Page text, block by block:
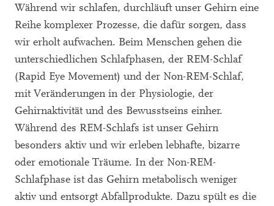
Während wir schlafen, durchläuft unser Gehirn eine
Reihe komplexer Prozesse, die dafür sorgen, dass
wir erholt aufwachen. Beim Menschen gehen die
unterschiedlichen Schlafphasen, der REM-Schlaf
(Rapid Eye Movement) und der Non-REM-Schlaf,
mit Veränderungen in der Physiologie, der
Gehirnaktivität und des Bewusstseins einher.
Während des REM-Schlafs ist unser Gehirn
besonders aktiv und wir erleben lebhafte, bizarre
oder emotionale Träume. In der Non-REM-
Schlafphase ist das Gehirn metabolisch weniger
aktiv und entsorgt Abfallprodukte. Dazu spült es die